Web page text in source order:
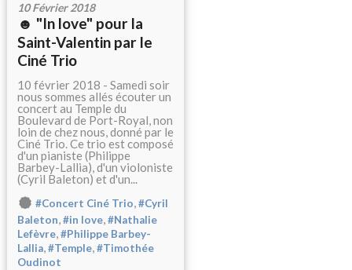
10 Février 2018
☻ "In love" pour la
Saint-Valentin par le
Ciné Trio
10 février 2018 - Samedi soir
nous sommes allés écouter un
concert au Temple du
Boulevard de Port-Royal, non
loin de chez nous, donné par le
Ciné Trio. Ce trio est composé
d'un pianiste (Philippe
Barbey-Lallia), d'un violoniste
(Cyril Baleton) et d'un...
#Concert Ciné Trio,#Cyril
Baleton,#in love,#Nathalie
Lefèvre,#Philippe Barbey-
Lallia,#Temple,#Timothée
Oudinot